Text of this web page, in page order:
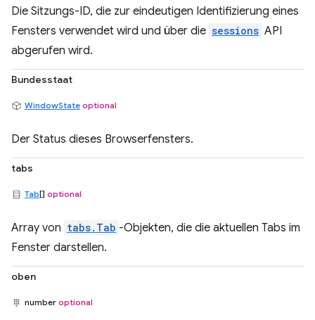
Die Sitzungs-ID, die zur eindeutigen Identifizierung eines
Fensters verwendet wird und über die sessions API
abgerufen wird.
Bundesstaat
WindowState optional
Der Status dieses Browserfensters.
tabs
Tab[] optional
Array von tabs.Tab -Objekten, die die aktuellen Tabs im
Fenster darstellen.
oben
number optional